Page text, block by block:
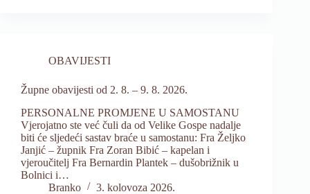
OBAVIJESTI
Župne obavijesti od 2. 8. – 9. 8. 2026.
PERSONALNE PROMJENE U SAMOSTANU
Vjerojatno ste već čuli da od Velike Gospe nadalje
biti će sljedeći sastav braće u samostanu: Fra Željko
Janjić – župnik Fra Zoran Bibić – kapelan i
vjeroučitelj Fra Bernardin Plantek – dušobrižnik u
Bolnici i…
Branko
3. kolovoza 2026.